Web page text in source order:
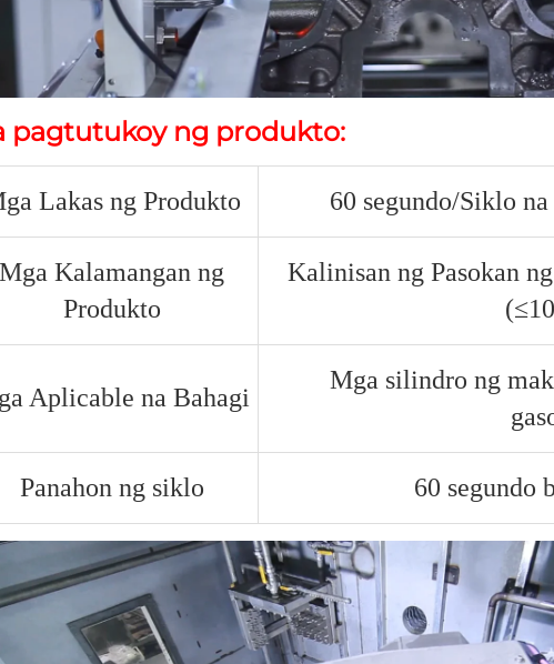
pagtutukoy ng produkto:
Lakas ng Produkto 60 segundo/Siklo
Mga Kalamangan ng
Produkto
Kalinisan ng Pasokan
Aplicable na Bahagi
Mga silindro ng
Panahon ng siklo 60 segundo